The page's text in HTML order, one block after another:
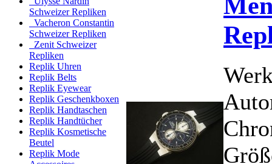
Schweizer Repliken
Vacheron Constantin
Schweizer Repliken
Zenit Schweizer
Repliken
Replik Uhren
Replik Belts
Replik Eyewear
Replik Geschenkboxen
Replik Handtaschen
Replik Handtücher
Replik Kosmetische
Beutel
Replik Mode